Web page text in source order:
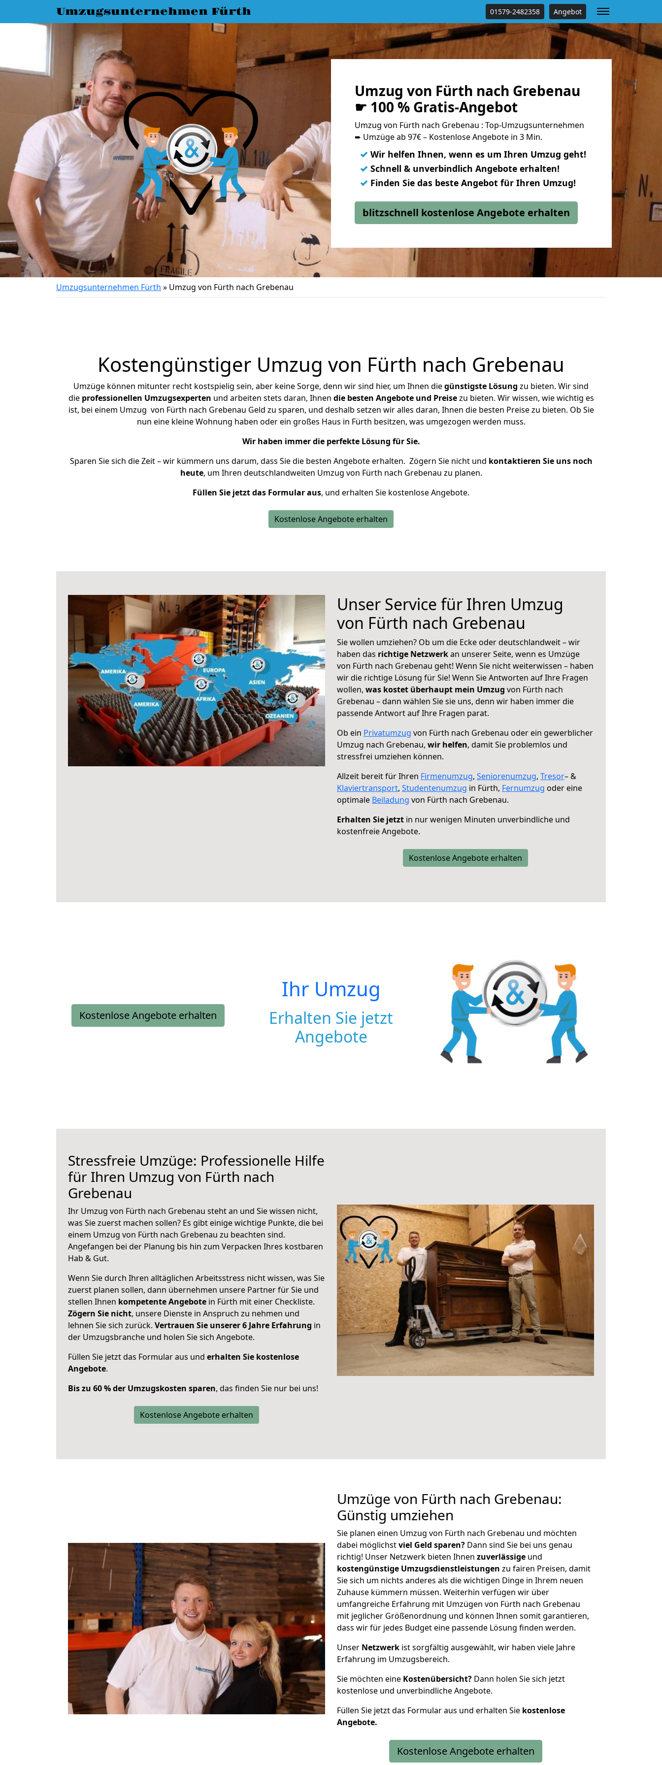
Umzugsunternehmen Fürth 01579-2482358 Angebot
Umzug von Fürth nach Grebenau
☛ 100 % Gratis-Angebot
Umzug von Fürth nach Grebenau : Top-Umzugsunternehmen
➨ Umzüge ab 97€ – Kostenlose Angebote in 3 Min.
✓ Wir helfen Ihnen, wenn es um Ihren Umzug geht!
✓ Schnell & unverbindlich Angebote erhalten!
✓ Finden Sie das beste Angebot für Ihren Umzug!
blitzschnell kostenlose Angebote erhalten
Umzugsunternehmen Fürth » Umzug von Fürth nach Grebenau
Kostengünstiger Umzug von Fürth nach Grebenau
Umzüge können mitunter recht kostspielig sein, aber keine Sorge, denn wir sind hier, um Ihnen diegünstigste Lösung zu bieten. Wir sind
die professionellen Umzugsexperten und arbeiten stets daran, Ihnen die besten Angebote und Preisezu bieten. Wir wissen, wie wichtig es
ist, bei einem Umzug von Fürth nach Grebenau Geld zu sparen, und deshalb setzen wir alles daran, Ihnen die besten Preise zu bieten. Ob Sie
nun eine kleine Wohnung haben oder ein großes Haus in Fürth besitzen, was umgezogen werden muss.
Wir haben immer die perfekte Lösung für Sie.
Sparen Sie sich die Zeit – wir kümmern uns darum, dass Sie die besten Angebote erhalten. Zögern Sie nicht und kontaktieren Sie uns noch
heute, um Ihren deutschlandweiten Umzug von Fürth nach Grebenau zu planen.
Füllen Sie jetzt das Formular aus, und erhalten Sie kostenlose Angebote.
Kostenlose Angebote erhalten
Unser Service für Ihren Umzug
von Fürth nach Grebenau
Sie wollen umziehen? Ob um die Ecke oder deutschlandweit – wir
haben das richtige Netzwerkan unserer Seite, wenn es Umzüge
von Fürth nach Grebenau geht! Wenn Sie nicht weiterwissen – haben
wir die richtige Lösung für Sie! Wenn Sie Antworten auf Ihre Fragen
wollen, was kostet überhaupt mein Umzug von Fürth nach
Grebenau – dann wählen Sie sie uns, denn wir haben immer die
passende Antwort auf Ihre Fragen parat.
Ob ein Privatumzug von Fürth nach Grebenau oder ein gewerblicher
Umzug nach Grebenau, wir helfen, damit Sie problemlos und
stressfrei umziehen können.
Allzeit bereit für Ihren Firmenumzug, Seniorenumzug, Tresor– &
Klaviertransport, Studentenumzug in Fürth, Fernumzug oder eine
optimale Beiladung von Fürth nach Grebenau.
Erhalten Sie jetzt in nur wenigen Minuten unverbindliche und
kostenfreie Angebote.
Kostenlose Angebote erhalten
Kostenlose Angebote erhalten
Ihr Umzug
Erhalten Sie jetzt
Angebote
Stressfreie Umzüge: Professionelle Hilfe
für Ihren Umzug von Fürth nach
Grebenau
Ihr Umzug von Fürth nach Grebenau steht an und Sie wissen nicht,
was Sie zuerst machen sollen? Es gibt einige wichtige Punkte, die bei
einem Umzug von Fürth nach Grebenau zu beachten sind.
Angefangen bei der Planung bis hin zum Verpacken Ihres kostbaren
Hab & Gut.
Wenn Sie durch Ihren alltäglichen Arbeitsstress nicht wissen, was Sie
zuerst planen sollen, dann übernehmen unsere Partner für Sie und
stellen Ihnen kompetente Angebote in Fürth mit einer Checkliste.
Zögern Sie nicht, unsere Dienste in Anspruch zu nehmen und
lehnen Sie sich zurück. Vertrauen Sie unserer 6 Jahre Erfahrung in
der Umzugsbranche und holen Sie sich Angebote.
Füllen Sie jetzt das Formular aus und erhalten Sie kostenlose
Angebote.
Bis zu 60 % der Umzugskosten sparen, das finden Sie nur bei uns!
Kostenlose Angebote erhalten
Umzüge von Fürth nach Grebenau:
Günstig umziehen
Sie planen einen Umzug von Fürth nach Grebenau und möchten
dabei möglichstviel Geld sparen? Dann sind Sie bei uns genau
richtig! Unser Netzwerk bieten Ihnen zuverlässige und
kostengünstige Umzugsdienstleistungen zu fairen Preisen, damit
Sie sich um nichts anderes als die wichtigen Dinge in Ihrem neuen
Zuhause kümmern müssen. Weiterhin verfügen wir über
umfangreiche Erfahrung mit Umzügen von Fürth nach Grebenau
mit jeglicher Größenordnung und können Ihnen somit garantieren,
dass wir für jedes Budget eine passende Lösung finden werden.
Unser Netzwerk ist sorgfältig ausgewählt, wir haben viele Jahre
Erfahrung im Umzugsbereich.
Sie möchten eine Kostenübersicht? Dann holen Sie sich jetzt
kostenlose und unverbindliche Angebote.
Füllen Sie jetzt das Formular aus und erhalten Sie kostenlose
Angebote.
Kostenlose Angebote erhalten